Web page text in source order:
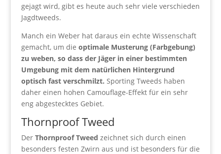
gejagt wird, gibt es heute auch sehr viele verschieden
Jagdtweeds.
Manch ein Weber hat daraus ein echte Wissenschaft
gemacht, um die optimale Musterung (Farbgebung)
zu weben, so dass der Jäger in einer bestimmten
Umgebung mit dem natürlichen Hintergrund
optisch fast verschmilzt. Sporting Tweeds haben
daher einen hohen Camouflage-Effekt für ein sehr
eng abgestecktes Gebiet.
Thornproof Tweed
Der Thornproof Tweed zeichnet sich durch einen
besonders festen Zwirn aus und ist besonders für die